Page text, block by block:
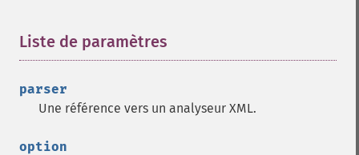
Liste de paramètres
parser
Une référence vers un analyseur XML.
option